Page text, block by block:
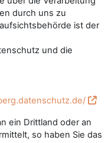
durch uns zu
ist der
und die
ein Drittland oder an
so haben Sie das